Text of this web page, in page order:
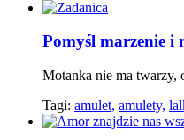
Pomyśl marzenie i
Motanka nie ma twarzy,
Tagi: amulet, amulety,